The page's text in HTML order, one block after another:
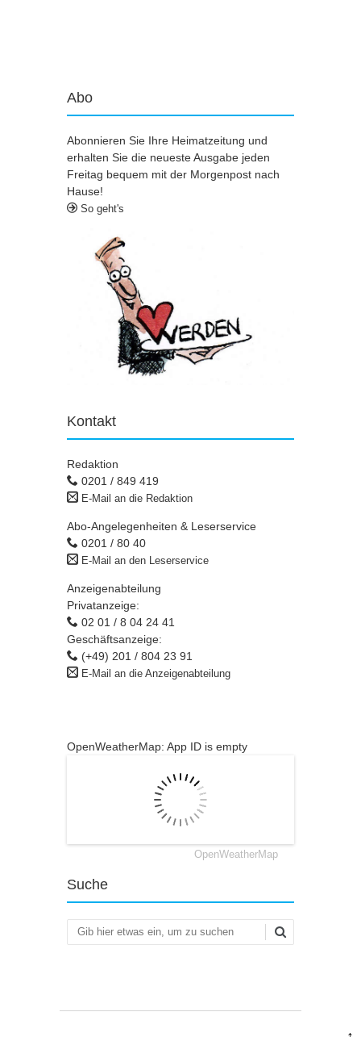
Abo
Abonnieren Sie Ihre Heimatzeitung und
erhalten Sie die neueste Ausgabe jeden
Freitag bequem mit der Morgenpost nach
Hause!
So geht's
Kontakt
Redaktion
0201 / 849 419
E-Mail an die Redaktion
Abo-Angelegenheiten & Leserservice
0201 / 80 40
E-Mail an den Leserservice
Anzeigenabteilung
Privatanzeige:
02 01 / 8 04 24 41
Geschäftsanzeige:
(+49) 201 / 804 23 91
E-Mail an die Anzeigenabteilung
OpenWeatherMap: App ID is empty
OpenWeatherMap
Suche
Suchen